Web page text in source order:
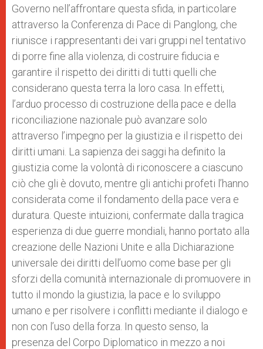
Governo nell’affrontare questa sfida, in particolare
attraverso la Conferenza di Pace di Panglong, che
riunisce i rappresentanti dei vari gruppi nel tentativo
di porre fine alla violenza, di costruire fiducia e
garantire il rispetto dei diritti di tutti quelli che
considerano questa terra la loro casa. In effetti,
l’arduo processo di costruzione della pace e della
riconciliazione nazionale può avanzare solo
attraverso l’impegno per la giustizia e il rispetto dei
diritti umani. La sapienza dei saggi ha definito la
giustizia come la volontà di riconoscere a ciascuno
ciò che gli è dovuto, mentre gli antichi profeti l’hanno
considerata come il fondamento della pace vera e
duratura. Queste intuizioni, confermate dalla tragica
esperienza di due guerre mondiali, hanno portato alla
creazione delle Nazioni Unite e alla Dichiarazione
universale dei diritti dell’uomo come base per gli
sforzi della comunità internazionale di promuovere in
tutto il mondo la giustizia, la pace e lo sviluppo
umano e per risolvere i conflitti mediante il dialogo e
non con l’uso della forza. In questo senso, la
presenza del Corpo Diplomatico in mezzo a noi